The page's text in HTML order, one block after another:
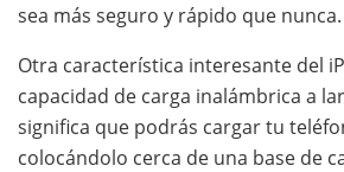
sea más seguro y rápido que nunca.
Otra característica interesante del
capacidad de carga inalámbrica a
significa que podrás cargar tu
colocándolo cerca de una base de